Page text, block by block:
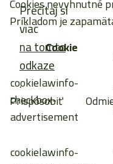
Prečítaj si
viac
na tomto
odkaze
.
Prispôsobiť
Príkladom je
Cookie
cookielawinfo-
checkbox-
advertisement
cookielawinfo-